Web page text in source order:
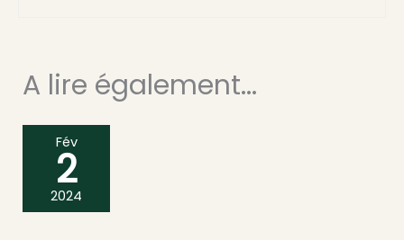
A lire également...
Fév
2
2024